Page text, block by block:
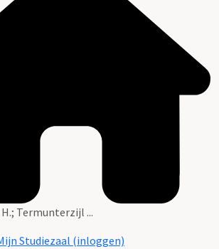
Termunterzijl ...
Studiezaal (inloggen)